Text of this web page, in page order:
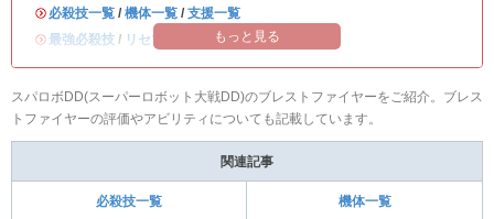
・ 必殺技一覧 / 機体一覧 / 支援一覧
・最強必殺技 / リセマラ当たりランキング
もっと見る
スパロボDD(スーパーロボット大戦DD)のブレストファイヤーをご紹介。ブレス
トファイヤーの評価やアビリティについても記載しています。
関連記事
必殺技一覧 機体一覧